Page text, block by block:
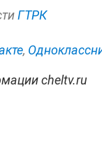
ГТРК
,
cheltv.ru